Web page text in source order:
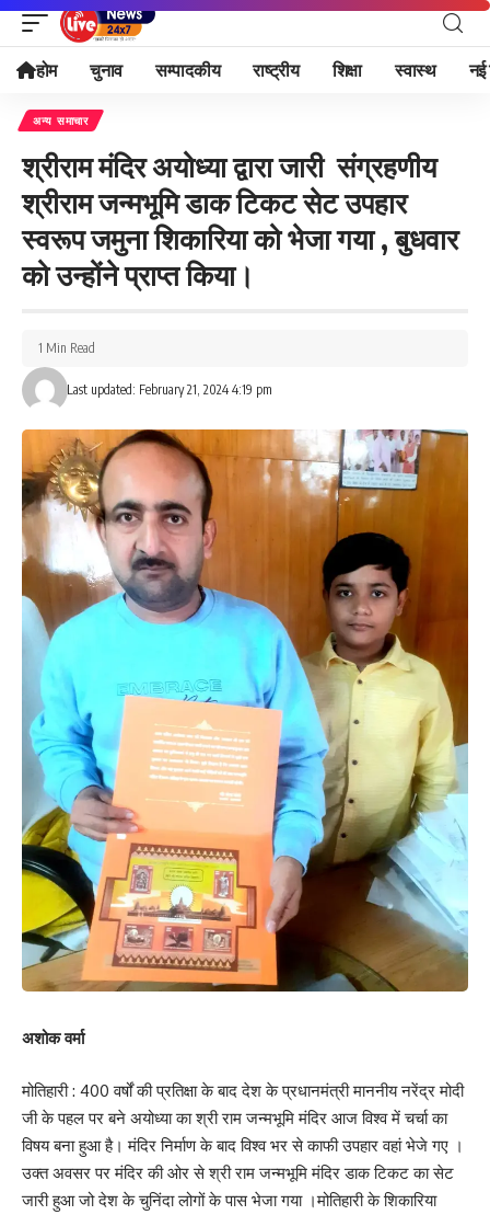
होम चुनाव सम्पादकीय राष्ट्रीय शिक्षा स्वास्थ नई
अन्य समाचार
श्रीराम मंदिर अयोध्या द्वारा जारी संग्रहणीय
श्रीराम जन्मभूमि डाक टिकट सेट उपहार
स्वरूप जमुना शिकारिया को भेजा गया , बुधवार
को उन्होंने प्राप्त किया।
Last updated: February 21, 2024 4:19 pm
1 Min Read
अशोक वर्मा
मोतिहारी : 400 वर्षों की प्रतिक्षा के बाद देश के प्रधानमंत्री माननीय नरेंद्र मोदी
जी के पहल पर बने अयोध्या का श्री राम जन्मभूमि मंदिर आज विश्व में चर्चा का
विषय बना हुआ है। मंदिर निर्माण के बाद विश्व भर से काफी उपहार वहां भेजे गए ।
उक्त अवसर पर मंदिर की ओर से श्री राम जन्मभूमि मंदिर डाक टिकट का सेट
जारी हुआ जो देश के चुनिंदा लोगों के पास भेजा गया ।मोतिहारी के शिकारिया